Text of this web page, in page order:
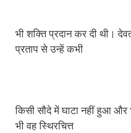
भी शक्ति प्रदान कर दी थी।
प्रताप से उन्हें कभी
किसी सौदे में घाटा नहीं हुआ और
भी वह स्थिरचित्त